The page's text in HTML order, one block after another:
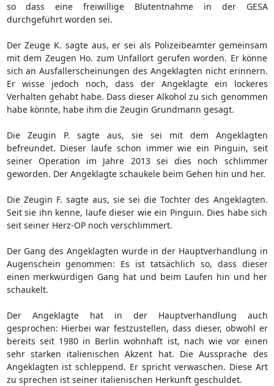
so dass eine freiwillige Blutentnahme in der GESA
durchgeführt worden sei.
Der Zeuge K. sagte aus, er sei als Polizeibeamter gemeinsam
mit dem Zeugen Ho. zum Unfallort gerufen worden. Er könne
sich an Ausfallerscheinungen des Angeklagten nicht erinnern.
Er wisse jedoch noch, dass der Angeklagte ein lockeres
Verhalten gehabt habe. Dass dieser Alkohol zu sich genommen
habe könnte, habe ihm die Zeugin Grundmann gesagt.
Die Zeugin P. sagte aus, sie sei mit dem Angeklagten
befreundet. Dieser laufe schon immer wie ein Pinguin, seit
seiner Operation im Jahre 2013 sei dies noch schlimmer
geworden. Der Angeklagte schaukele beim Gehen hin und her.
Die Zeugin F. sagte aus, sie sei die Tochter des Angeklagten.
Seit sie ihn kenne, laufe dieser wie ein Pinguin. Dies habe sich
seit seiner Herz-OP noch verschlimmert.
Der Gang des Angeklagten wurde in der Hauptverhandlung in
Augenschein genommen: Es ist tatsächlich so, dass dieser
einen merkwürdigen Gang hat und beim Laufen hin und her
schaukelt.
Der Angeklagte hat in der Hauptverhandlung auch
gesprochen: Hierbei war festzustellen, dass dieser, obwohl er
bereits seit 1980 in Berlin wohnhaft ist, nach wie vor einen
sehr starken italienischen Akzent hat. Die Aussprache des
Angeklagten ist schleppend. Er spricht verwaschen. Diese Art
zu sprechen ist seiner italienischen Herkunft geschuldet.